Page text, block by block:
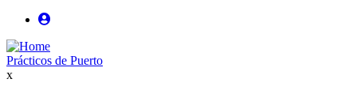
Pasar
contenido
principal
User
login
anonimo
Prácticos de Puerto
x